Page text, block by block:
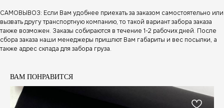
САМОВЫВОЗ: Если Вам удобнее приехать за заказом самостоятельно или
вызвать другу транспортную компанию, то такой вариант забора заказа
также возможен. Заказы собираются в течение 1-2 рабочих дней. После
сбора заказа наши менеджеры пришлют Вам габариты и вес посылки, а
также адрес склада для забора груза.
ВАМ ПОНРАВИТСЯ